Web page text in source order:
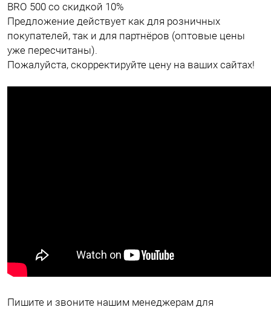
BRO 500 со скидкой 10%
Предложение действует как для розничных
покупателей, так и для партнёров (оптовые цены
уже пересчитаны).
Пожалуйста, скорректируйте цену на ваших сайтах!
Пишите и звоните нашим менеджерам для